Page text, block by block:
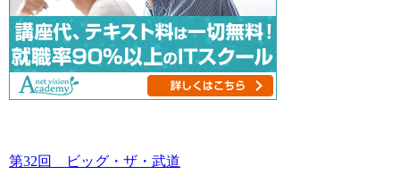
第32回 ビッグ・ザ・武道